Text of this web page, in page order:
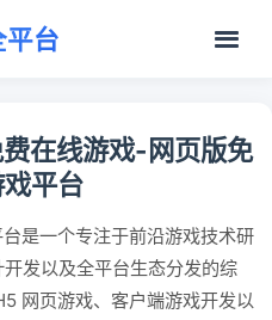
台
在线游戏-网页版免
平台
台是一个专注于前沿游戏技术研
发以及全平台生态分发的综
网页游戏、客户端游戏开发以